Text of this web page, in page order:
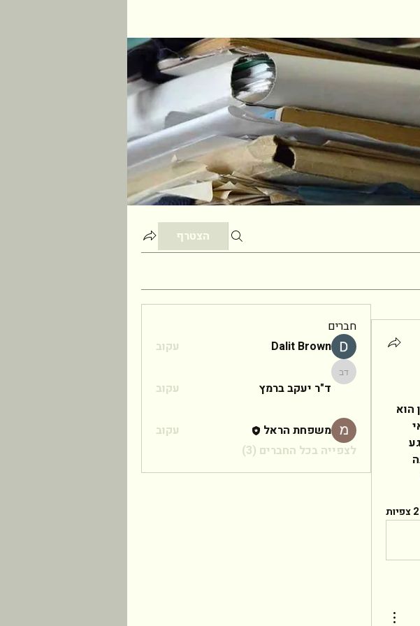
הצטרף
2 צפיות
חברים
Dalit Brown
עקוב
ד"ר יעקב ברמץ
ד"ר יעקב ברמץ עקוב
משפחת הראל
עקוב
לצפייה בכל החברים (3)